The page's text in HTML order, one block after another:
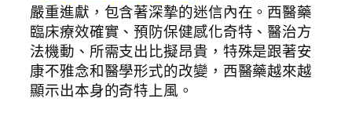
嚴重進獻，包含著深摯的迷信內在。西醫藥
臨床療效確實、預防保健感化奇特、醫治方
法機動、所需支出比擬昂貴，特殊是跟著安
康不雅念和醫學形式的改變，西醫藥越來越
顯示出本身的奇特上風。